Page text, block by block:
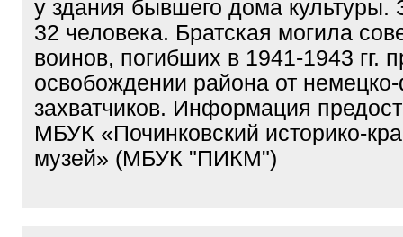
у здания бывшего дома культуры.
32 человека. Братская могила
воинов, погибших в 1941-1943 гг.
освобождении района от
захватчиков. Информация
МБУК «Починковский историко-
музей» (МБУК "ПИКМ")